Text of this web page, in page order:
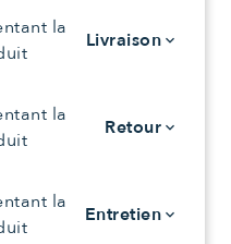
Livraison keyboard_arrow_down
Retour keyboard_arrow_down
Entretien keyboard_arrow_down